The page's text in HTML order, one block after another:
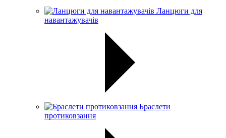
Ланцюги для
навантажувачів
Браслети
протиковзання